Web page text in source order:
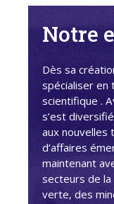
Notre
Dès sa
spécialiser en
scientifique .
s’est
aux nouvelles
d’affaires
maintenant
secteurs de la
verte, des